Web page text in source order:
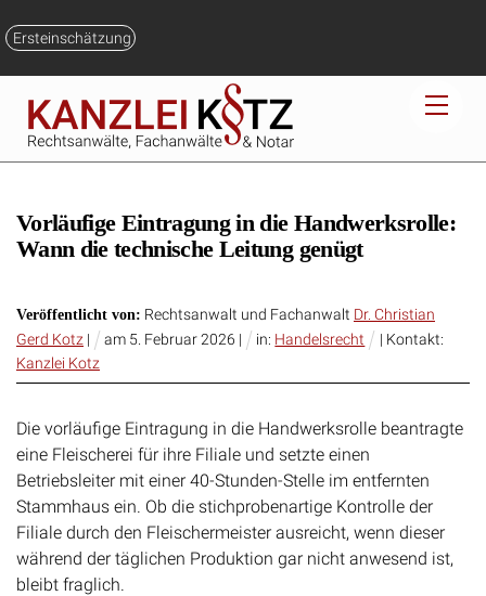
to
content
Ersteinschätzung
Vorläufige Eintragung in die Handwerksrolle:
Wann die technische Leitung genügt
Veröffentlicht von: Rechtsanwalt und Fachanwalt Dr. Christian
Gerd Kotz | am 5 Februar2026 | in: Handelsrecht
| Kontakt:
Kanzlei Kotz
Die vorläufige Eintragung in die Handwerksrolle beantragte
eine Fleischerei für ihre Filiale und setzte einen
Betriebsleiter mit einer 40-Stunden-Stelle im entfernten
Stammhaus ein. Ob die stichprobenartige Kontrolle der
Filiale durch den Fleischermeister ausreicht, wenn dieser
während der täglichen Produktion gar nicht anwesend ist,
bleibt fraglich.